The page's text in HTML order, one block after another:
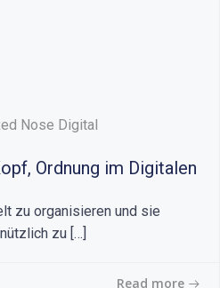
Nose Digital
Ordnung im Digitalen
zu organisieren und sie
zu […]
Read more